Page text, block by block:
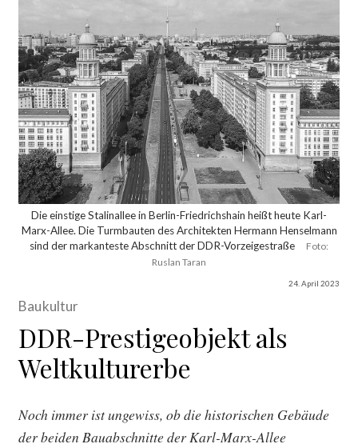
Die einstige Stalinallee in Berlin-Friedrichshain heißt heute Karl-
Marx-Allee. Die Turmbauten des Architekten Hermann Henselmann
sind der markanteste Abschnitt der DDR-Vorzeigestraße
Foto:
Ruslan Taran
24. April 2023
Baukultur
DDR-Prestigeobjekt als
Weltkulturerbe
Noch immer ist ungewiss, ob die historischen Gebäude
der beiden Bauabschnitte der Karl-Marx-Allee